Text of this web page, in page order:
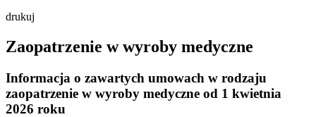
drukuj
Zaopatrzenie w wyroby medyczne
Informacja o zawartych umowach w rodzaju
zaopatrzenie w wyroby medyczne od 1 kwietnia
2026 roku